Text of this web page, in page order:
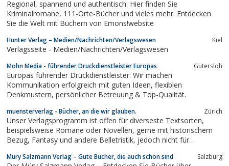
Regional, spannend und authentisch: Hier finden Sie
Kriminalromane, 111-Orte-Bücher und vieles mehr. Entdecken
Sie die Welt mit Büchern von Emons!website
Hunter Verlag – Medien/Nachrichten/Verlagswesen Kiel
Verlagsseite - Medien/Nachrichten/Verlagswesen
Mohn Media - führender Druckdienstleister Europas Gütersloh
Europas führender Druckdienstleister: Wir machen
Kommunikation erfolgreich mit guten Ideen, flexiblen
Denkmustern, persönlicher Betreuung & Top-Qualität.
muensterverlag - Bücher, an die wir glauben. Zürich
Unser Verlagsprogramm ist offen für diverseste Textsorten,
beispielsweise Romane oder Novellen, gerne mit historischem
Bezug, Fantasy und andere Belletristik, jedoch nicht für
Ihr Manuskript zu unserem Verlagsprogramm passt, freuen wir
Müry Salzmann Verlag – Gute Bücher, die auch schön sind Salzburg